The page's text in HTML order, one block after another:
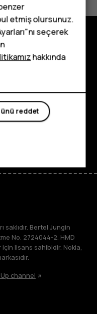
saklıdır. Bertel Jungin
No. 2724044-2. HMD
için lisans sahibidir. Nokia,
channel
etmiş olursunuz.
seçerek
hakkında
reddet